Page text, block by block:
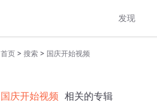
发现
首页 > 搜索 > 国庆开始视频
国庆开始视频 相关的专辑